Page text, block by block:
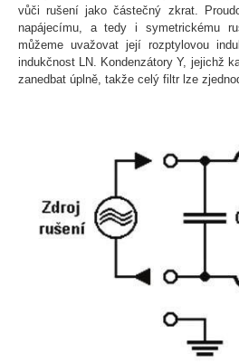
vůči rušení jako částečný zkrat.
napájecímu, a tedy i symetrickému
můžeme uvažovat její rozptylovou
indukčnost LN. Kondenzátory Y, jejichž
zanedbat úplně, takže celý filtr lze